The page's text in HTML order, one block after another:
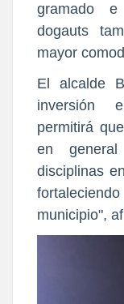
gramado
dogauts
mayor
El alcalde
inversión
permitirá
en general
disciplinas
municipio",